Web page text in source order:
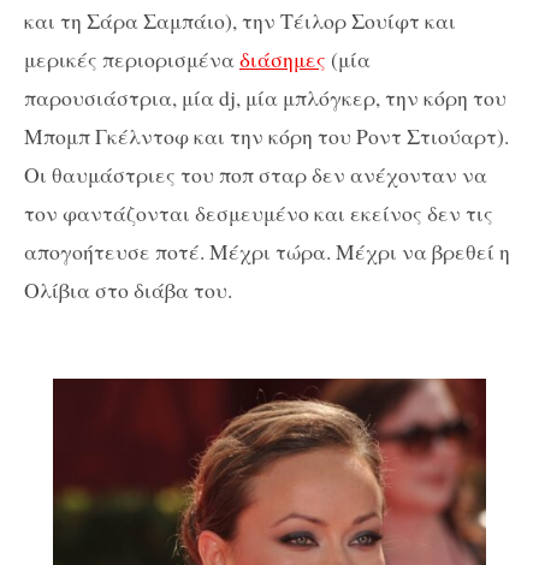
και τη Σάρα Σαμπάιο), την Τέιλορ Σουίφτ και
μερικές περιορισμέναδιάσημες (μία
παρουσιάστρια, μία dj, μία μπλόγκερ, την κόρη του
Μπομπ Γκέλντοφ και την κόρη του Ροντ Στιούαρτ).
Οι θαυμάστριες του ποπ σταρ δεν ανέχονταν να
τον φαντάζονται δεσμευμένο και εκείνος δεν τις
απογοήτευσε ποτέ. Μέχρι τώρα. Μέχρι να βρεθεί η
Ολίβια στο διάβα του.